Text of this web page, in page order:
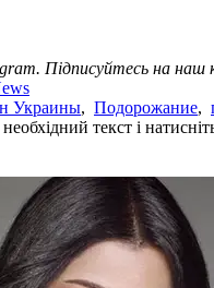
Підписуйтесь на наш
Украины, Подорожание,
текст і